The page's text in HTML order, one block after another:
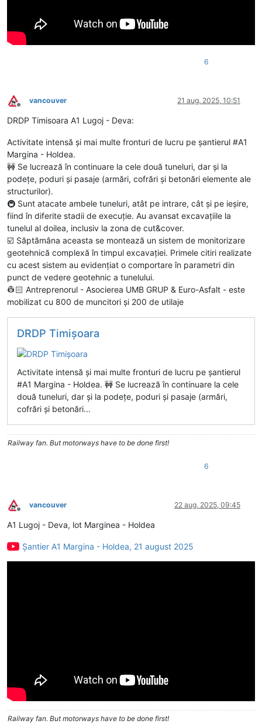
6
Deconectat
vancouver 21 aug. 2025, 10:51
DRDP Timisoara A1 Lugoj - Deva:
Activitate intensă și mai multe fronturi de lucru pe șantierul #A1
Margina - Holdea.
🚧 Se lucrează în continuare la cele două tuneluri, dar și la
podețe, poduri și pasaje (armări, cofrări și betonări elemente ale
structurilor).
🚇 Sunt atacate ambele tuneluri, atât pe intrare, cât și pe ieșire,
fiind în diferite stadii de execuție. Au avansat excavațiile la
tunelul al doilea, inclusiv la zona de cut&cover.
☑️ Săptămâna aceasta se montează un sistem de monitorizare
geotehnică complexă în timpul excavației. Primele citiri realizate
cu acest sistem au evidențiat o comportare în parametri din
punct de vedere geotehnic a tunelului.
👷🏻 Antreprenorul - Asocierea UMB GRUP & Euro-Asfalt - este
mobilizat cu 800 de muncitori și 200 de utilaje
DRDP Timişoara
Activitate intensă și mai multe fronturi de lucru pe șantierul
#A1 Margina - Holdea. 🚧 Se lucrează în continuare la cele
două tuneluri, dar și la podețe, poduri și pasaje (armări,
cofrări și betonări...
Railway fan. But motorways have to be done first!
6
Deconectat
vancouver 22 aug. 2025, 09:45
A1 Lugoj - Deva, lot Marginea - Holdea
Șantier A1 Margina - Holdea, 21 august 2025
Railway fan. But motorways have to be done first!